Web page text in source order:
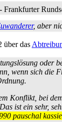
- Frankfurter
, aber
über das
oder
wenn sich die
Konflikt, bei
ist ein sehr,
pauschal